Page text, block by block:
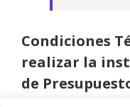
Condiciones
realizar la
de